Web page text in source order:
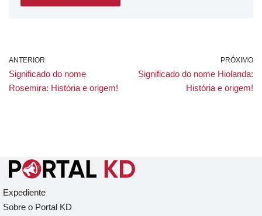
ANTERIOR
Significado do nome
Rosemira: História e origem!
PRÓXIMO
Significado do nome Hiolanda:
História e origem!
Expediente
Sobre o Portal KD